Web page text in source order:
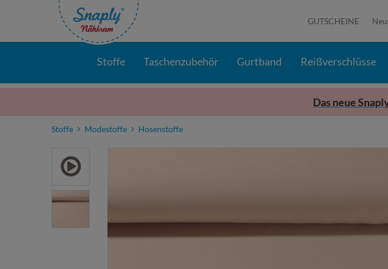
GUTSCHEINE Neu
Stoffe Taschenzubehör Gurtband Reißverschlüsse
Das neue
Stoffe Modestoffe Hosenstoffe